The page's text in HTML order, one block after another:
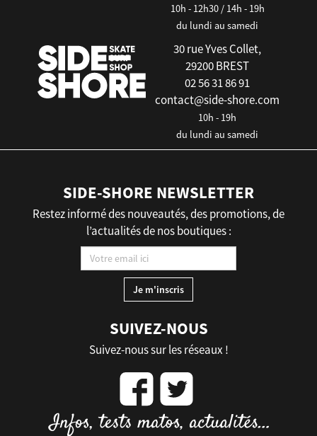
10h - 12h30 / 14h - 19h
du lundi au samedi
30 rue Yves Collet,
29200 BREST
02 56 31 86 91
contact@side-shore.com
10h - 19h
du lundi au samedi
SIDE-SHORE NEWSLETTER
Restez informé des nouveautés, des promotions, de
l’actualités de nos boutiques :
SUIVEZ-NOUS
Suivez-nous sur les réseaux !